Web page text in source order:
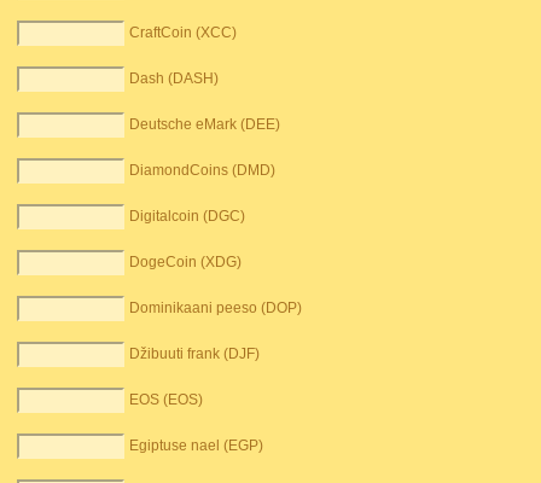
CraftCoin (XCC)
Dash (DASH)
Deutsche eMark (DEE)
DiamondCoins (DMD)
Digitalcoin (DGC)
DogeCoin (XDG)
Dominikaani peeso (DOP)
Džibuuti frank (DJF)
EOS (EOS)
Egiptuse nael (EGP)